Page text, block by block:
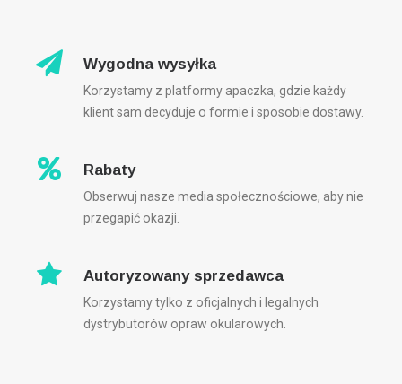
Wygodna wysyłka
Korzystamy z platformy apaczka, gdzie każdy
klient sam decyduje o formie i sposobie dostawy.
Rabaty
Obserwuj nasze media społecznościowe, aby nie
przegapić okazji.
Autoryzowany sprzedawca
Korzystamy tylko z oficjalnych i legalnych
dystrybutorów opraw okularowych.